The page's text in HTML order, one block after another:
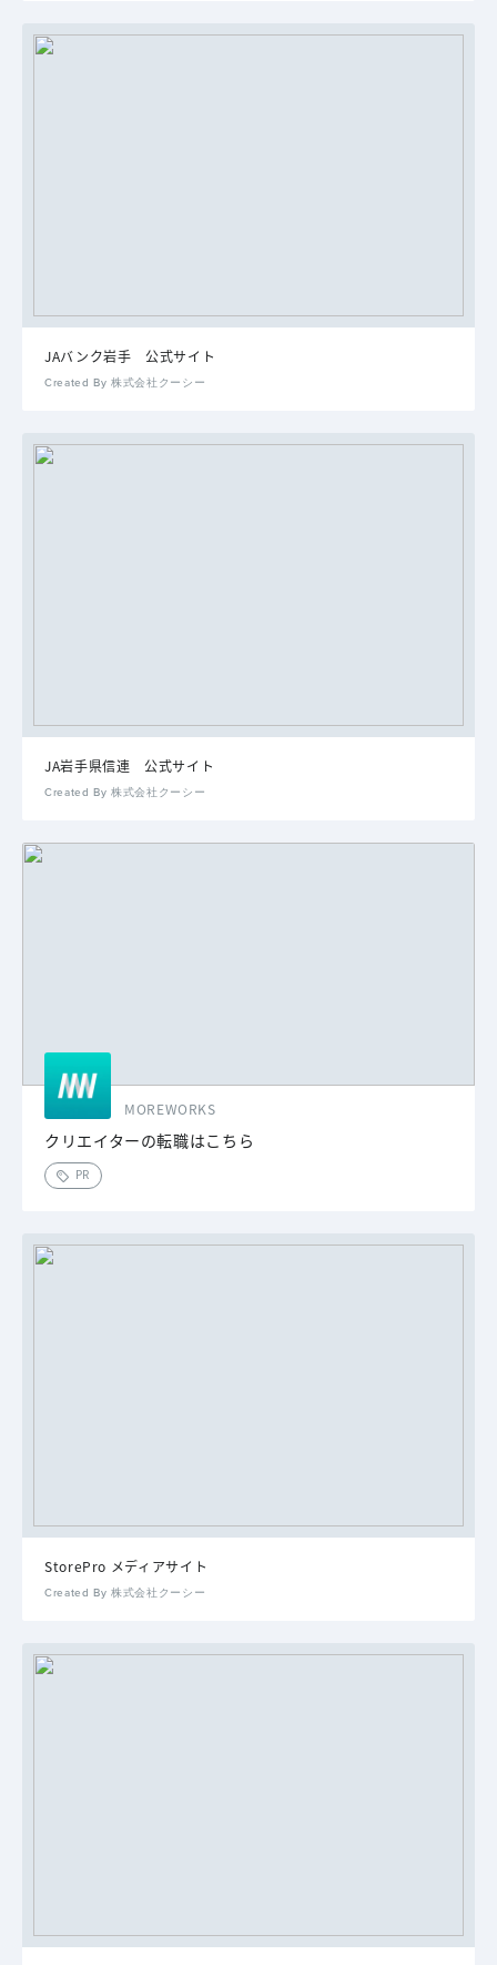
JAバンク岩手 公式サイト
Created By 株式会社クーシー
JA岩手県信連 公式サイト
Created By 株式会社クーシー
MOREWORKS
クリエイターの転職はこちら
PR
StorePro メディアサイト
Created By 株式会社クーシー